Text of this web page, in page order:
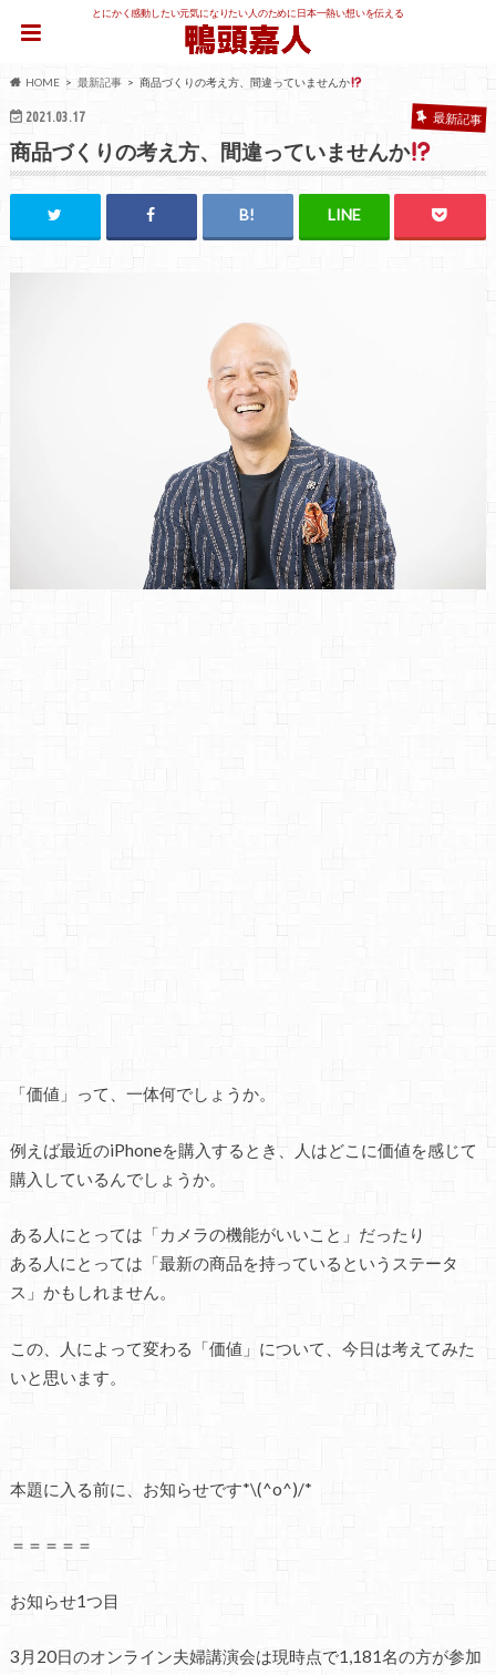
とにかく感動したい元気になりたい人のために日本一熱い想いを伝える
HOME 最新記事 商品づくりの考え方、間違っていませんか
2021.03.17 最新記事
商品づくりの考え方、間違っていませんか
「価値」って、一体何でしょうか。
例えば最近のiPhoneを購入するとき、人はどこに価値を感じて
購入しているんでしょうか。
ある人にとっては「カメラの機能がいいこと」だったり
ある人にとっては「最新の商品を持っているというステータ
ス」かもしれません。
この、人によって変わる「価値」について、今日は考えてみた
いと思います。
本題に入る前に、お知らせです*\(^o^)/*
＝＝＝＝＝
お知らせ1つ目
3月20日のオンライン夫婦講演会は現時点で1,181名の方が参加